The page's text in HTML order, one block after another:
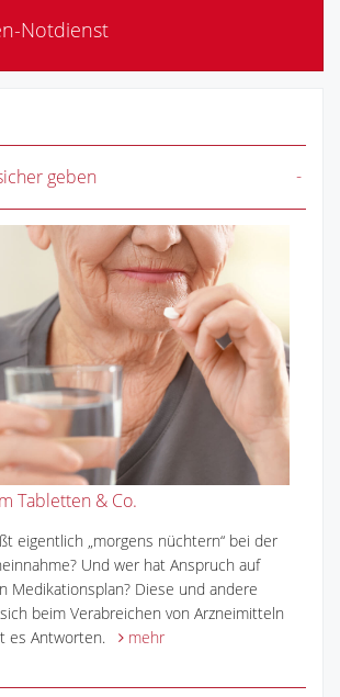
Notdienst
geben
Tabletten & Co.
eigentlich „morgens nüchtern“ bei der
Und wer hat Anspruch auf
Medikationsplan? Diese und andere
beim Verabreichen von Arzneimitteln
es Antworten.
mehr